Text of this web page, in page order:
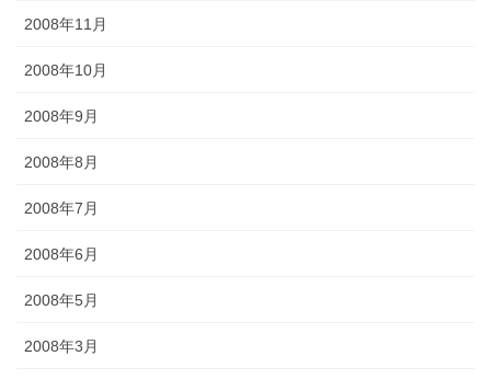
2008年11月
2008年10月
2008年9月
2008年8月
2008年7月
2008年6月
2008年5月
2008年3月